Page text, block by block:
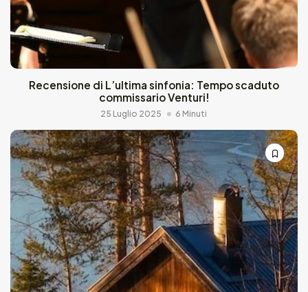
Recensione di L’ultima sinfonia: Tempo scaduto
commissario Venturi!
25 Luglio 2025 6 Minuti